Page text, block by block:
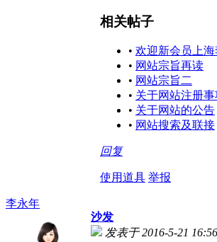
相关帖子
• 欢迎新会员上海
• 网站宗旨再读
• 网站宗旨二
• 关于网站注册事
• 关于网站的公告
• 网站搜索及联接
回复
使用道具 举报
李永年
沙发
发表于 2016-5-21